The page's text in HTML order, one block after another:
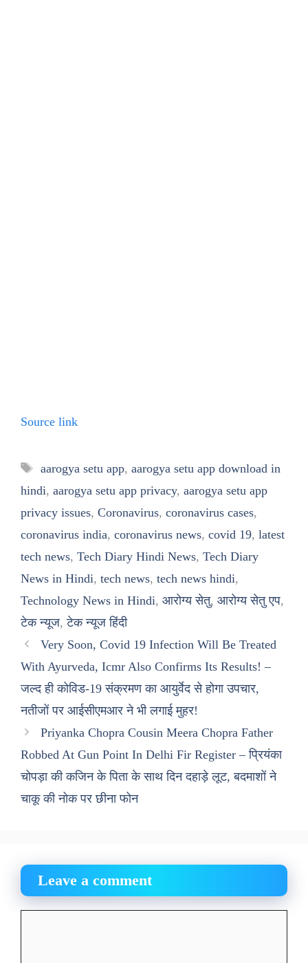
Source link
Tags
aarogya setu app, aarogya setu app download in
hindi, aarogya setu app privacy, aarogya setu app
privacy issues, Coronavirus, coronavirus cases,
coronavirus india, coronavirus news, covid 19, latest
tech news, Tech Diary Hindi News, Tech Diary
News in Hindi, tech news, tech news hindi,
Technology News in Hindi, आरोग्य सेतु, आरोग्य सेतु एप,
टेक न्यूज,टेक न्यूज हिंदी
Very Soon, Covid 19 Infection Will Be Treated
With Ayurveda, Icmr Also Confirms Its Results! –
जल्द ही कोविड-19 संक्रमण का आयुर्वेद से होगा उपचार,
नतीजों पर आईसीएमआर ने भी लगाई मुहर!
Priyanka Chopra Cousin Meera Chopra Father
Robbed At Gun Point In Delhi Fir Register – प्रियंका
चोपड़ा की कजिन के पिता के साथ दिन दहाड़े लूट, बदमाशों ने
चाकू की नोक पर छीना फोन
Leave a comment